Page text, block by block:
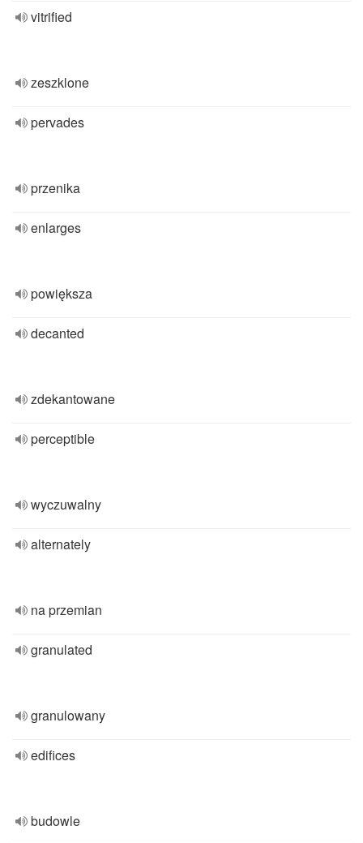
vitrified
zeszklone
pervades
przenika
enlarges
powiększa
decanted
zdekantowane
perceptible
wyczuwalny
alternately
na przemian
granulated
granulowany
edifices
budowle